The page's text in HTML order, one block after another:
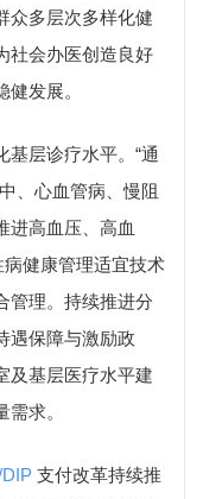
众多层次多样化健
社会办医创造良好
发展。
层诊疗水平。“通
、心血管病、慢阻
进高血压、高血
病健康管理适宜技术
管理。持续推进分
遇保障与激励政
及基层医疗水平建
求。
支付改革持续推